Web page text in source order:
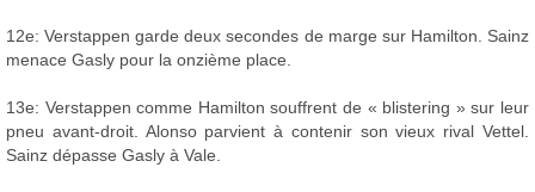
12e: Verstappen garde deux secondes de marge sur Hamilton. Sainz
menace Gasly pour la onzième place.
13e: Verstappen comme Hamilton souffrent de « blistering » sur leur
pneu avant-droit. Alonso parvient à contenir son vieux rival Vettel.
Sainz dépasse Gasly à Vale.